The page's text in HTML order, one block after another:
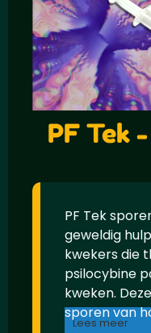
PF Tek
PF Tek
geweldig
kwekers die
psilocybine
kweken.
sporen van
Lees meer